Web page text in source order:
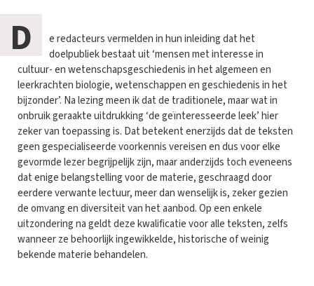
D
e redacteurs vermelden in hun inleiding dat het
doelpubliek bestaat uit ‘mensen met interesse in
cultuur- en wetenschapsgeschiedenis in het algemeen en
leerkrachten biologie, wetenschappen en geschiedenis in het
bijzonder’. Na lezing meen ik dat de traditionele, maar wat in
onbruik geraakte uitdrukking ‘de geïnteresseerde leek’ hier
zeker van toepassing is. Dat betekent enerzijds dat de teksten
geen gespecialiseerde voorkennis vereisen en dus voor elke
gevormde lezer begrijpelijk zijn, maar anderzijds toch eveneens
dat enige belangstelling voor de materie, geschraagd door
eerdere verwante lectuur, meer dan wenselijk is, zeker gezien
de omvang en diversiteit van het aanbod. Op een enkele
uitzondering na geldt deze kwalificatie voor alle teksten, zelfs
wanneer ze behoorlijk ingewikkelde, historische of weinig
bekende materie behandelen.